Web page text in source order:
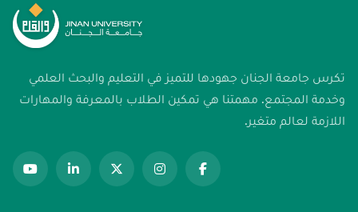
تكرس جامعة الجنان جهودها للتميز في التعليم والبحث العلمي
وخدمة المجتمع. مهمتنا هي تمكين الطلاب بالمعرفة والمهارات
اللازمة لعالم متغير.